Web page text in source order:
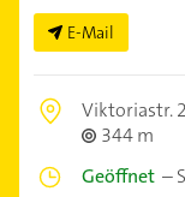
E-Mail
Viktoriastr.
344 m
Geöffnet –